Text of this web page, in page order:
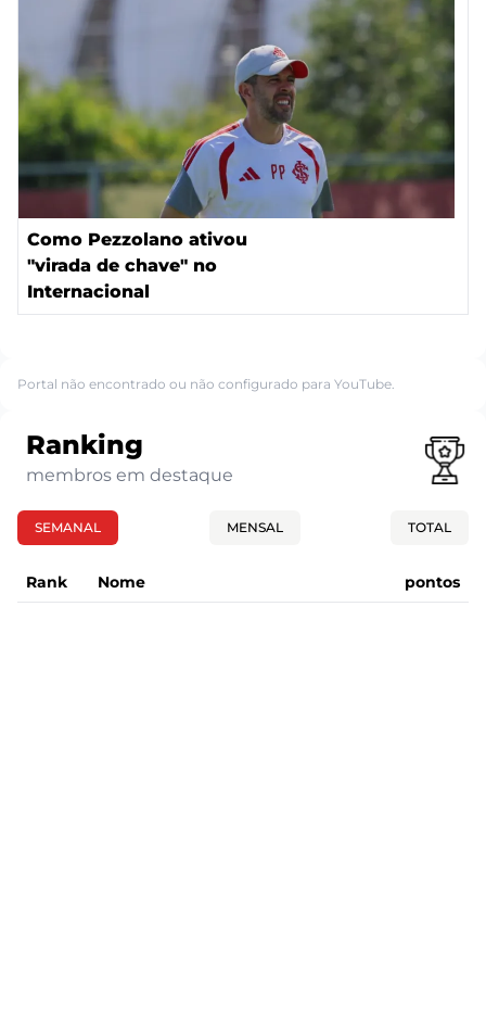
Como Pezzolano ativou
"virada de chave" no
Internacional
Portal não encontrado ou não configurado para YouTube.
Ranking
membros em destaque
SEMANAL MENSAL TOTAL
Rank Nome pontos